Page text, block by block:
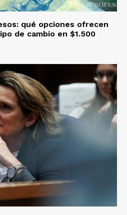
qué opciones ofrecen
de cambio en $1.500